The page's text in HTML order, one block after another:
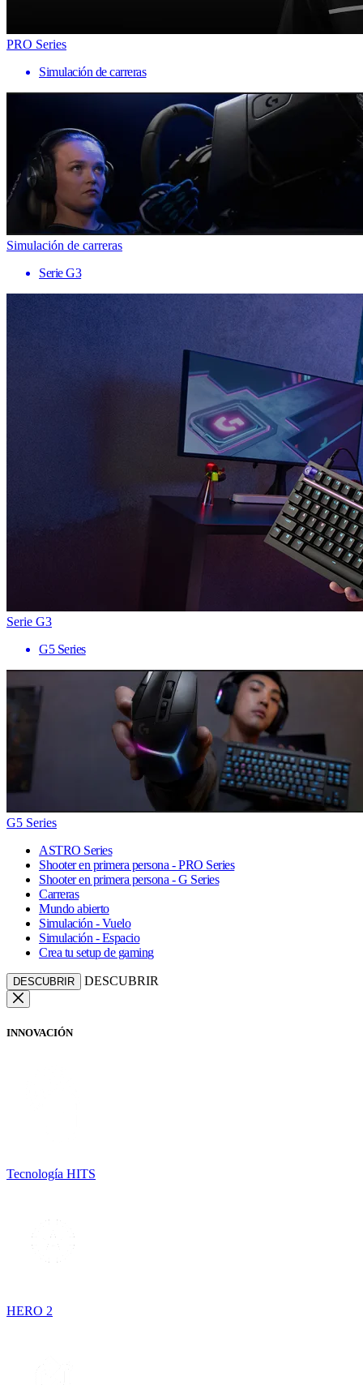
PRO Series
Simulación de carreras
Simulación de carreras
Serie G3
Serie G3
G5 Series
G5 Series
ASTRO Series
Shooter en primera persona - PRO Series
Shooter en primera persona - G Series
Carreras
Mundo abierto
Simulación - Vuelo
Simulación - Espacio
Crea tu setup de gaming
DESCUBRIR DESCUBRIR
INNOVACIÓN
Tecnología HITS
HERO 2